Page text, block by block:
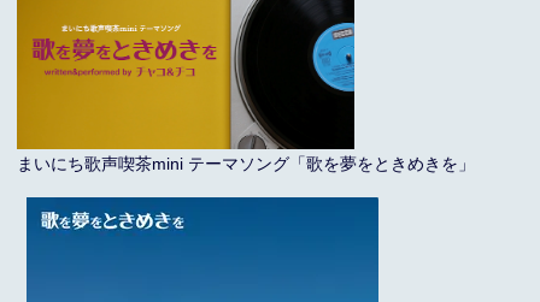
まいにち歌声喫茶mini テーマソング「歌を夢をときめきを」